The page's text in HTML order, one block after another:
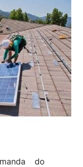
do